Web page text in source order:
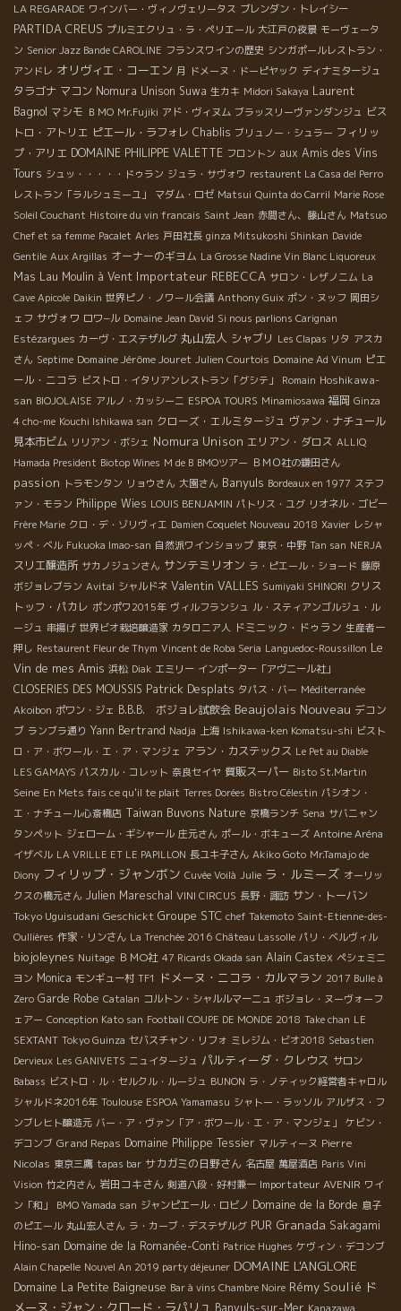
LA REGARADE ワインバー・ヴィノヴェリータス ブレンダン・トレイシー
PARTIDA CREUS プルミエクリュ・ラ・ペリエール 大江戸の夜景 モーヴェータ
ン Senior Jazz Bande CAROLINE フランスワインの歴史 シンガポールレストラン・
アンドレ オリヴィエ・コーエン 月 ドメーヌ・ドーピヤック ディナミタージュ
タラゴナ マコン Nomura Unison Suwa 生カキ Midori Sakaya Laurent
Bagnol マシモ ＢＭО Mr.Fujiki アド・ヴィヌム ブラッスリーヴァンダンジュ ビス
トロ・アトリエ ピエール・ラフォレ Chablis ブリュノー・シュラー フィリッ
プ・アリエ DOMAINE PHILIPPE VALETTE フロントン aux Amis des Vins
Tours シュッ・・・・・ドゥラン ジュラ・サヴォワ restaurent La Casa del Perro
レストラン「ラルシュミーユ」
マダム・ロゼ Matsui Quinta do Carril Marie Rose
Soleil Couchant Histoire du vin francais Saint Jean 赤間さん、藤山さん Matsuo
Chef et sa femme Pacalet Arles 戸田社長 ginza Mitsukoshi Shinkan Davide
Gentile Aux Argillas オーナーのギヨム La Grosse Nadine Vin Blanc Liquoreux
Mas Lau Moulin à Vent Importateur REBECCA サロン・レザノニム La
Cave Apicole Daikin 世界ピノ・ノワール会議 Anthony Guix ポン・ヌッフ 岡田シ
ェフ サヴォワ ロワ−ル Domaine Jean David Si nous parlions Carignan
Estézargues カーヴ・エステザルグ 丸山宏人 シャブリ Les Clapas リタ アスカ
さん Septime Domaine Jérôme Jouret Julien Courtois Domaine Ad Vinum ピエ
ール・ニコラ ビストロ・イタリアンレストラン「グシテ」 Romain Hoshikawa-
san BIOJOLAISE アルノ・カッシーニ ESPOA TOURS Minamiosawa 福岡 Ginza
4 cho-me Kouchi Ishikawa san クローズ・エルミタージュ ヴァン・ナチュール
見本市ビム リリアン・ボシェ Nomura Unison エリアン・ダロス ALLIQ
Hamada President Biotop Wines M de B BMOツアー ＢＭＯ社の鎌田さん
passion トラモンタン リョウさん 大園さん Banyuls Bordeaux en 1977 ステフ
ァン・モラン Philippe Wies LOUIS BENJAMIN パトリス・ユグ リオネル・ゴビー
Frère Marie クロ・デ・ゾリヴィエ Damien Coquelet Nouveau 2018 Xavier レシャ
ッペ・ベル Fukuoka Imao-san 自然派ワインショップ 東京・中野 Tan san NERJA
スリエ醸造所 サカノジュンさん サンテミリオン ラ・ピエール・ショード 藤原
ボジョレブラン Avital シャルドネ Valentin VALLES Sumiyaki SHINORI クリス
トッフ・パカレ ポンポワ2015年 ヴィルフランシュ ル・スティアンゴルジュ・ル
ージュ 串揚げ 世界ビオ栽培醸造家 カタロニア人 ドミニック・ドゥラン 生産者一
押し Restaurent Fleur de Thym Vincent de Roba Seria Languedoc-Roussillon Le
Vin de mes Amis 浜松 Diak エミリー インポーター「アヴニール社」
CLOSERIES DES MOUSSIS Patrick Desplats タパス・バー Méditerranée
Akoibon ポワン・ジェ B.B.B. ボジョレ試飲会 Beaujolais Nouveau デコン
ブ ランブラ通り Yann Bertrand Nadja 上海 Ishikawa-ken Komatsu-shi ビスト
ロ・ア・ボワール・エ・ア・マンジェ アラン・カステックス Le Pet au Diable
LES GAMAYS パスカル・コレット 奈良セイヤ 質販スーパー Bisto St.Martin
Seine En Mets fais ce qu'il te plait Terres Dorées Bistro Célestin パシオン・
エ・ナチュール心斎橋店 Taiwan Buvons Nature 京橋ランチ Sena サバニャン
タンペット ジェローム・ギシャール 庄元さん ポール・ボキューズ Antoine Aréna
イザベル LA VRILLE ET LE PAPILLON 長ユキ子さん Akiko Goto Mr.Tamajo de
Diony フィリップ・ジャンボン Cuvée Voilà Julie ラ・ルミーズ オーリッ
クスの橋元さん Julien Mareschal VINI CIRCUS 長野・諏訪 サン・トーバン
Tokyo Uguisudani Geschickt Groupe STC chef Takemoto Saint-Etienne-des-
Oullières 作家・リンさん La Trenchée 2016 Château Lassolle パリ・ベルヴィル
biojoleynes Nuitage ＢＭО社 47 Ricards Okada san Alain Castex ペシェミニ
ヨン Monica モンギュー村 TF1 ドメーヌ・ニコラ・カルマラン 2017 Bulle à
Zero Garde Robe Catalan コルトン・シャルルマーニュ ボジョレ・ヌーヴォーフ
ェアー Conception Kato san Football COUPE DE MONDE 2018 Take chan LE
SEXTANT Tokyo Guinza セバスチャン・リフォ ミレジム・ビオ2018 Sebastien
Dervieux Les GANIVETS ニュイタージュ パルティーダ・クレウス サロン
Babass ビストロ・ル・セルクル・ルージュ BUNON ラ・ノティック経営者キャロル
シャルドネ2016年 Toulouse ESPOA Yamamasu シャトー・ラッソル アルザス・フ
ンブレヒト醸造元 バー・ア・ヴァン「ア・ボワール・エ・ア・マンジェ」
ケビン・
デコンブ Grand Repas Domaine Philippe Tessier マルティーヌ Pierre
Nicolas 東京三鷹 tapas bar サカガミの日野さん 名古屋 萬屋酒店 Paris Vini
Vision 竹之内さん 岩田コキさん 剣道八段・好村兼一 Importateur AVENIR ワイ
ン「和」
BMO Yamada san ジャンピエール・ロビノ Domaine de la Borde 息子
のピエール 丸山宏人さん ラ・カーブ・デステザルグ PUR Granada Sakagami
Hino-san Domaine de la Romanée-Conti Patrice Hughes ケヴィン・デコンブ
Alain Chapelle Nouvel An 2019 party déjeuner DOMAINE L'ANGLORE
Domaine La Petite Baigneuse Bar à vins Chambre Noire Rémy Soulié ド
メーヌ・ジャン・クロード・ラパリュ Banyuls-sur-Mer Kanazawa